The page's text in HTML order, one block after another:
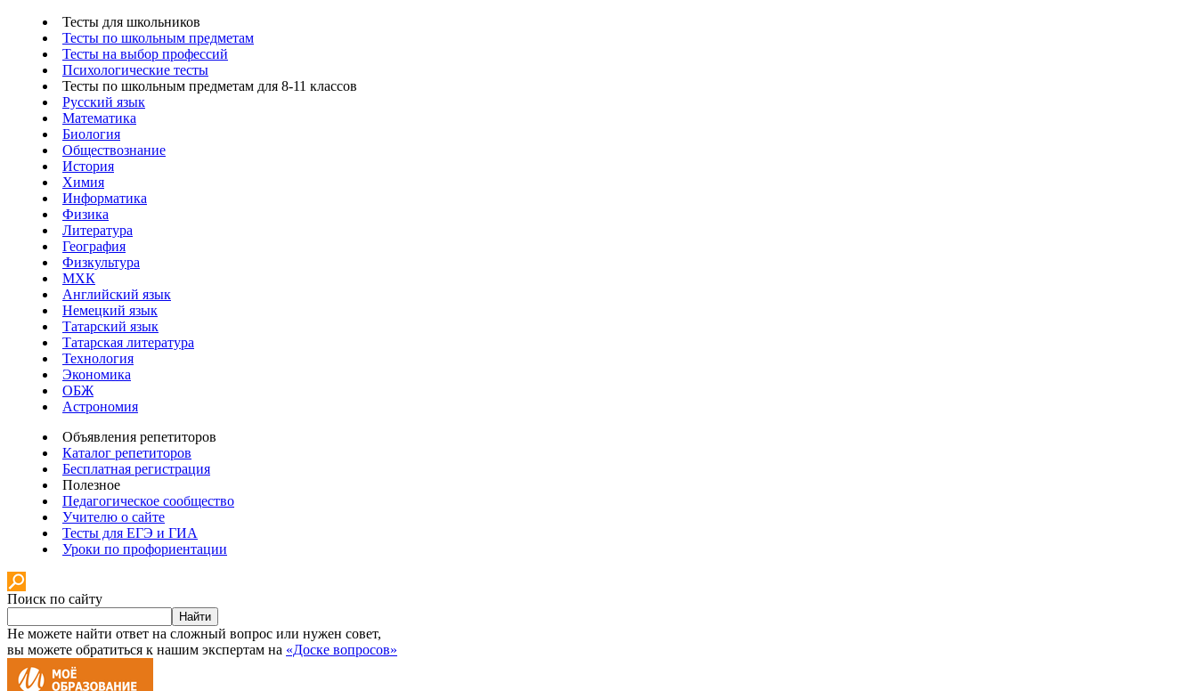
Тесты для школьников
Тесты по школьным предметам
Тесты на выбор профессий
Психологические тесты
Тесты по школьным предметам для 8-11 классов
Русский язык
Математика
Биология
Обществознание
История
Химия
Информатика
Физика
Литература
География
Физкультура
МХК
Английский язык
Немецкий язык
Татарский язык
Татарская литература
Технология
Экономика
ОБЖ
Астрономия
Объявления репетиторов
Каталог репетиторов
Бесплатная регистрация
Полезное
Педагогическое сообщество
Учителю о сайте
Тесты для ЕГЭ и ГИА
Уроки по профориентации
Поиск по сайту
Найти
Не можете найти ответ на сложный вопрос или нужен совет,
вы можете обратиться к нашим экспертам на «Доске вопросов»